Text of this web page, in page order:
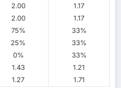
2.00
1.17
2.00
1.17
75%
33%
25%
33%
0%
33%
1.43
1.21
1.27 1.71